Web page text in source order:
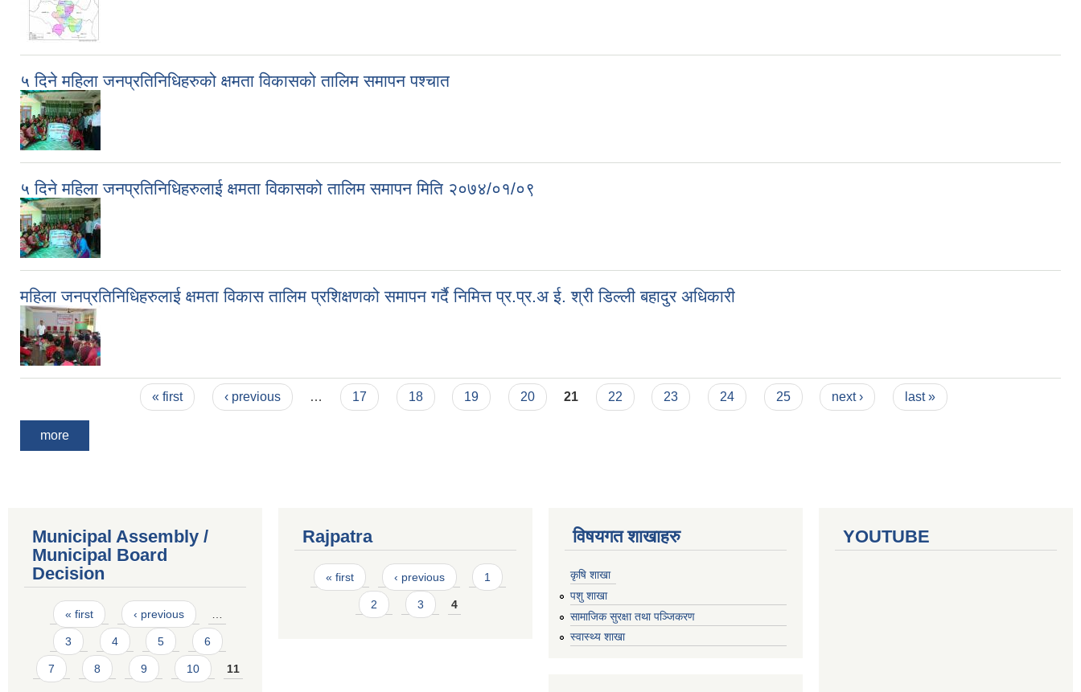
५ दिने महिला जनप्रतिनिधिहरुको क्षमता विकासको तालिम समापन पश्चात
५ दिने महिला जनप्रतिनिधिहरुलाई क्षमता विकासको तालिम समापन मिति २०७४/०१/०९
महिला जनप्रतिनिधिहरुलाई क्षमता विकास तालिम प्रशिक्षणको समापन गर्दै निमित्त प्र.प्र.अ ई. श्री डिल्ली बहादुर अधिकारी
« first ‹ previous … 17 18 19 20 21 22 23 24 25 next › last »
more
Municipal Assembly /
Municipal Board
Decision
Pages
« first ‹ previous …
3 4 5 6
7 8 9 10 11
Rajpatra
Pages
« first ‹ previous 1
2 3 4
विषयगत शाखाहरु
कृषि शाखा
पशु शाखा
सामाजिक सुरक्षा तथा पञ्जिकरण
स्वास्थ्य शाखा
YOUTUBE